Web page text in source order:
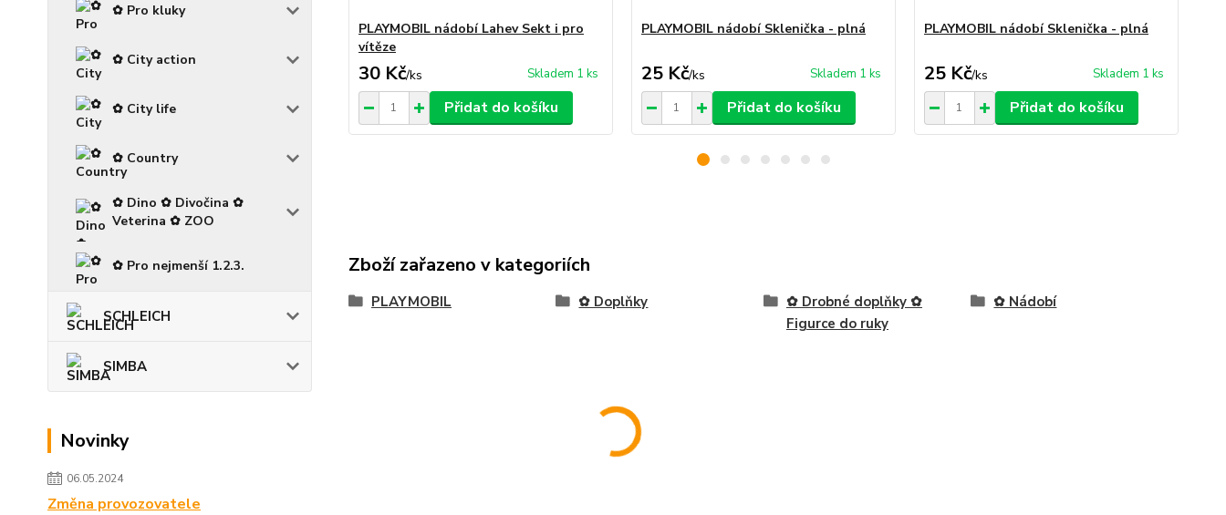
✿ Pro kluky
✿ City action
✿ City life
✿ Country
✿ Dino ✿ Divočina ✿
Veterina ✿ ZOO
✿ Pro nejmenší 1.2.3.
SCHLEICH
SIMBA
Novinky
06.05.2024
Změna provozovatele
PLAYMOBIL nádobí Lahev Sekt i pro
vítěze
30 Kč/ks Skladem 1 ks
Přidat do košíku
PLAYMOBIL nádobí Sklenička - plná
25 Kč/ks Skladem 1 ks
Přidat do košíku
PLAYMOBIL nádobí Sklenička - plná
25 Kč/ks Skladem 1 ks
Přidat do košíku
Zboží zařazeno v kategoriích
PLAYMOBIL ✿ Doplňky
✿ Drobné doplňky ✿
Figurce do ruky
✿ Nádobí